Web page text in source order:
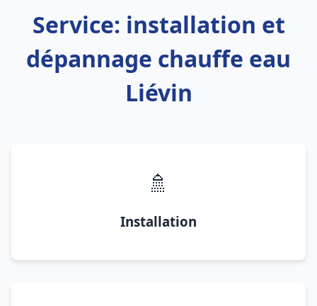
Service: installation et
dépannage chauffe eau
Liévin
🚿
Installation